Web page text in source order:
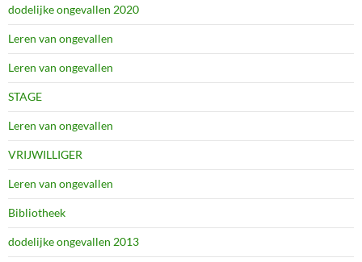
dodelijke ongevallen 2020
Leren van ongevallen
Leren van ongevallen
STAGE
Leren van ongevallen
VRIJWILLIGER
Leren van ongevallen
Bibliotheek
dodelijke ongevallen 2013